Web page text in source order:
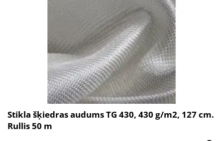
Stikla šķiedras audums TG 430, 430 g/m2, 127 cm.
Rullis 50 m